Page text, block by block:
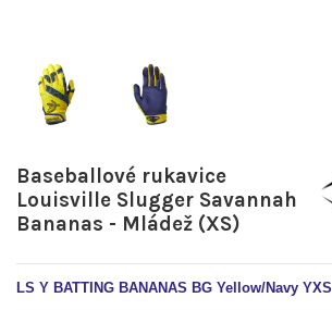
Baseballové rukavice
Louisville Slugger Savannah
Bananas - Mládež (XS)
LS Y BATTING BANANAS BG Yellow/Navy YXS